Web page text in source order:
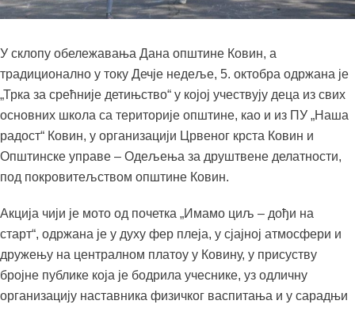
У склопу обележавања Дана општине Ковин, а
традиционално у току Дечје недеље, 5. октобра одржана је
„Трка за срећније детињство“ у којој учествују деца из свих
основних школа са територије општине, као и из ПУ „Наша
радост“ Ковин, у организацији Црвеног крста Ковин и
Општинске управе – Одељења за друштвене делатности,
под покровитељством општине Ковин.
Акција чији је мото од почетка „Имамо циљ – дођи на
старт“, одржана је у духу фер плеја, у сјајној атмосфери и
дружењу на централном платоу у Ковину, у присуству
бројне публике која је бодрила учеснике, уз одличну
организацију наставника физичког васпитања и у сарадњи